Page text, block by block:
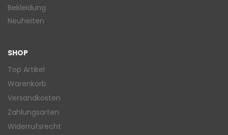
Bekleidung
Neuheiten
SHOP
Top Artikel
Warenkorb
Versandkosten
Zahlungsarten
Widerrufsrecht